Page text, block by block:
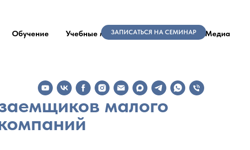
Обучение Учебные материалы Новости Медиа
малого
ЗАПИСАТЬСЯ НА СЕМИНАР